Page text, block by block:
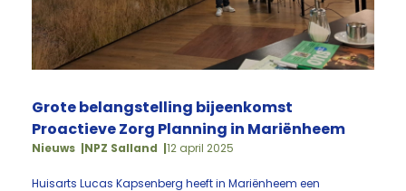
Grote belangstelling bijeenkomst
Proactieve Zorg Planning in Mariënheem
Nieuws NPZ Salland 12 april 2025
Huisarts Lucas Kapsenberg heeft in Mariënheem een